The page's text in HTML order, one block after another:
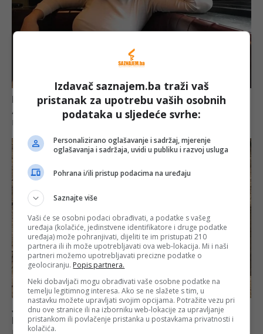
Izdavač saznajem.ba traži vaš
pristanak za upotrebu vaših osobnih
podataka u sljedeće svrhe:
Personalizirano oglašavanje i sadržaj, mjerenje
oglašavanja i sadržaja, uvidi u publiku i razvoj usluga
Pohrana i/ili pristup podacima na uređaju
Saznajte više
Vaši će se osobni podaci obrađivati, a podatke s vašeg
uređaja (kolačiće, jedinstvene identifikatore i druge podatke
uređaja) može pohranjivati, dijeliti te im pristupati 210
partnera ili ih može upotrebljavati ova web-lokacija. Mi i naši
partneri možemo upotrebljavati precizne podatke o
geolociranju. Popis partnera.
Neki dobavljači mogu obrađivati vaše osobne podatke na
temelju legitimnog interesa. Ako se ne slažete s tim, u
nastavku možete upravljati svojim opcijama. Potražite vezu pri
dnu ove stranice ili na izborniku web-lokacije za upravljanje
pristankom ili povlačenje pristanka u postavkama privatnosti i
kolačića.